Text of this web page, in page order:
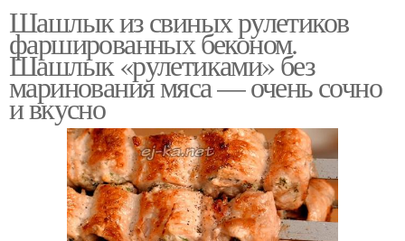
Шашлык из свиных рулетиков
фаршированных беконом.
Шашлык «рулетиками» без
маринования мяса — очень сочно
и вкусно